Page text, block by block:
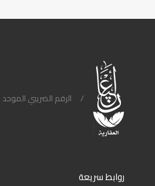
/ الرقم الضريبي الموحد 507-746-699
روابط سريعة